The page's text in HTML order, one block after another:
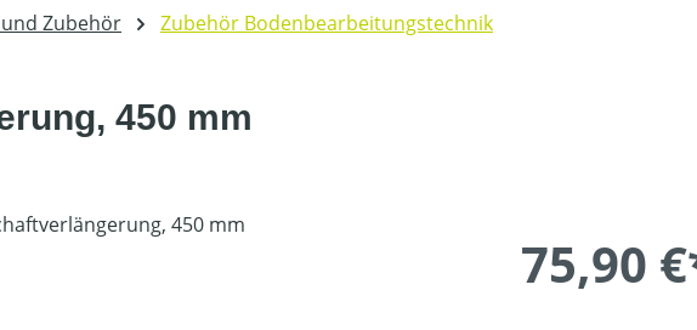
Zubehör Zubehör Bodenbearbeitungstechnik
450 mm
75,90